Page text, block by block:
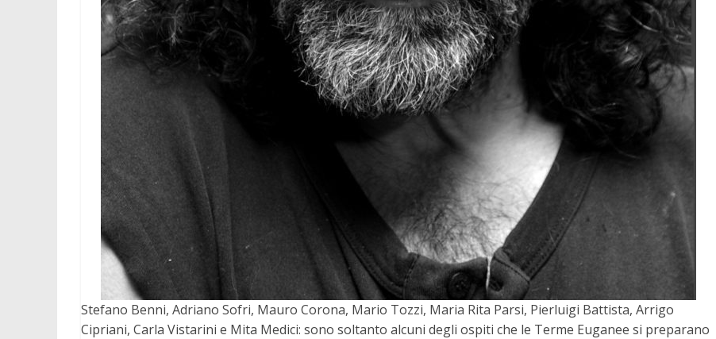
Stefano Benni, Adriano Sofri, Mauro Corona, Mario Tozzi, Maria Rita Parsi, Pierluigi Battista, Arrigo
Cipriani, Carla Vistarini e Mita Medici: sono soltanto alcuni degli ospiti che le Terme Euganee si preparano